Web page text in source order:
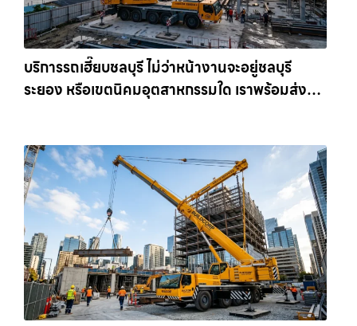
บริการรถเฮี๊ยบชลบุรี ไม่ว่าหน้างานจะอยู่ชลบุรี
ระยอง หรือเขตนิคมอุตสาหกรรมใด เราพร้อมส่งรถ